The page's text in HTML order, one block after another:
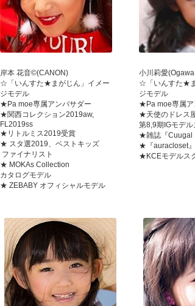
岸本 花音©(CANON)
☆「いんすた★まがじん」イメー
ジモデル
★Pa moe専属アンバサダー
★関西コレクション2019aw,
FL2019ss
★リトルミス2019受賞
★ スタ選2019、ベストキッズ
ファイナリスト
★ MOKAs Collection
カタログモデル
★ ZEBABY オフィシャルモデル
小川莉愛
☆「いんすた★
ジモデル
★Pa moe専属ア
★天使のドレス
第8,9期IGモデル
★雑誌『Cuugal
★『auracloset
★KCEモデルス